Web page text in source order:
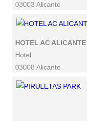
03003 Alicante
HOTEL AC ALICANTE
Hotel
03008 Alicante